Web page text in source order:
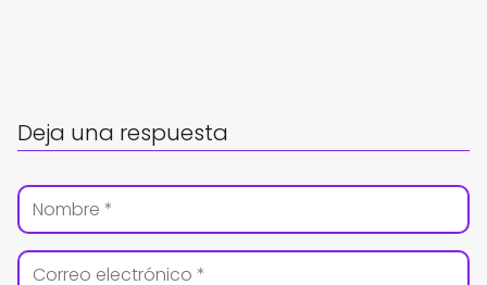
Deja una respuesta